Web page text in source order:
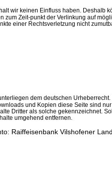
wir keinen Einfluss haben.
Zeit-punkt der Verlinkung auf
einer Rechtsverletzung nicht
dem deutschen
und Kopien diese Seite sind
Dritter als solche gekennzeichnet.
umgehend entfernen.
Vilshofener